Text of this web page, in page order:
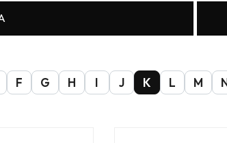
F G H I J K L M